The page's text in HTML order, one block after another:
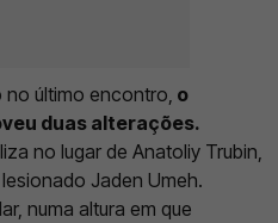
último encontro, o
duas alterações.
no lugar de Anatoliy Trubin,
Jaden Umeh.
numa altura em que